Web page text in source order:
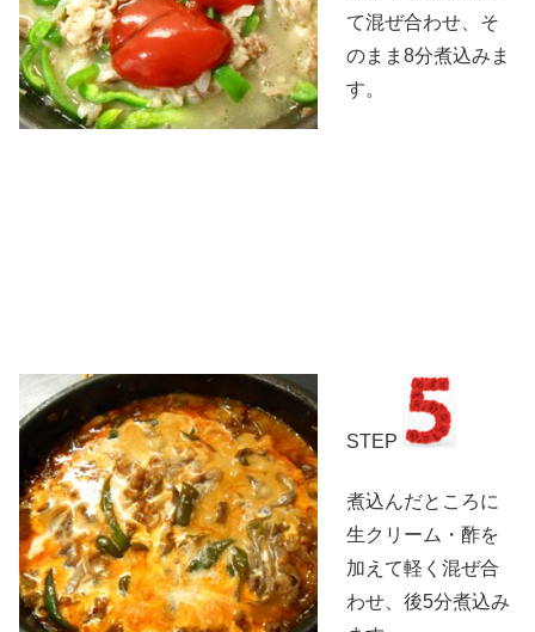
て混ぜ合わせ、そ
のまま8分煮込みま
す。
STEP
煮込んだところに
生クリーム・酢を
加えて軽く混ぜ合
わせ、後5分煮込み